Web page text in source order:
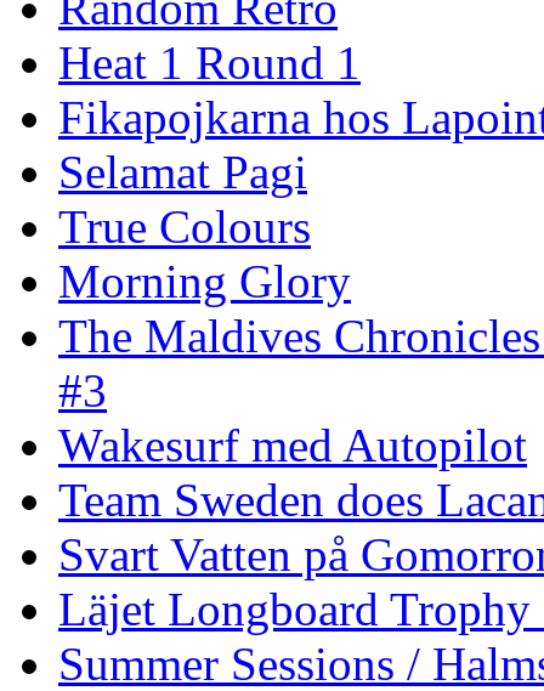
Heat 1 Round 1
Fikapojkarna hos
Selamat Pagi
True Colours
Morning Glory
The Maldives
#3
Wakesurf med Autopilot
Team Sweden does
Svart Vatten på
Läjet Longboard
Summer Sessions /